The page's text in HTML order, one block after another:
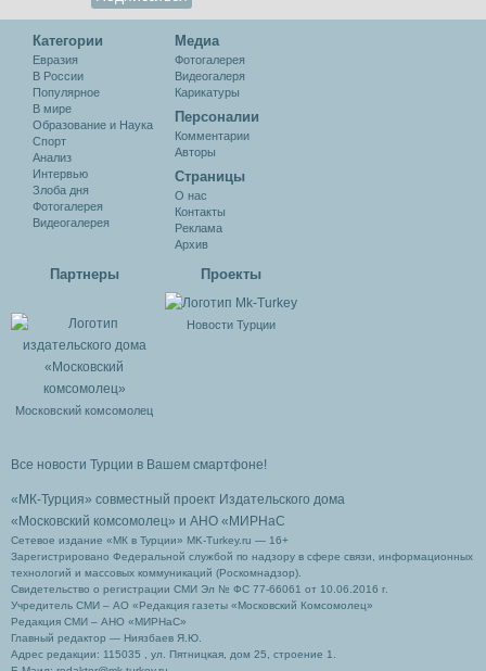
Категории
Евразия
В России
Популярное
В мире
Образование и Наука
Спорт
Анализ
Интервью
Злоба дня
Фотогалерея
Видеогалерея
Медиа
Фотогалерея
Видеогалеря
Карикатуры
Персоналии
Комментарии
Авторы
Cтраницы
О нас
Контакты
Реклама
Архив
Партнеры
Московский комсомолец
Проекты
Новости Турции
Все новости Турции в Вашем смартфоне!
«МК-Турция» совместный проект Издательского дома
«Московский комсомолец» и АНО «МИРНаС
Сетевое издание «МК в Турции» MK-Turkey.ru — 16+
Зарегистрировано Федеральной службой по надзору в сфере связи, информационных
технологий и массовых коммуникаций (Роскомнадзор).
Свидетельство о регистрации СМИ Эл № ФС 77-66061 от 10.06.2016 г.
Учредитель СМИ – АО «Редакция газеты «Московский Комсомолец»
Редакция СМИ – АНО «МИРНаС»
Главный редактор — Ниязбаев Я.Ю.
Адрес редакции: 115035 , ул. Пятницкая, дом 25, строение 1.